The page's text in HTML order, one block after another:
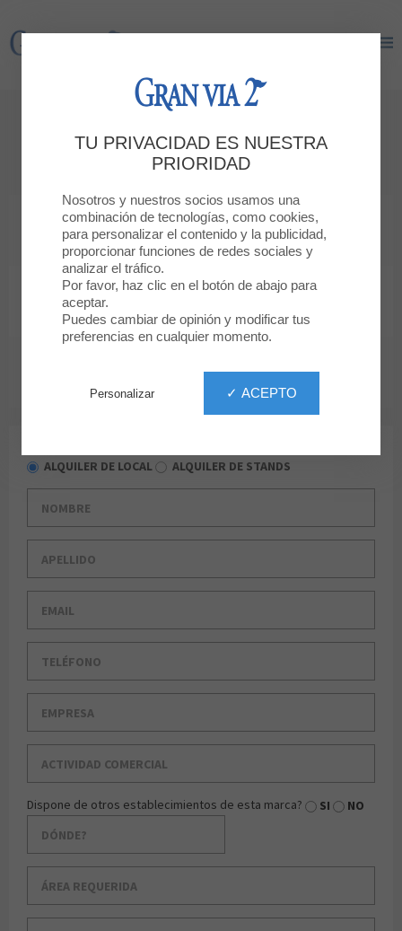
Gran Via 2
Local o stand
SOY UN CLIENTE
y quiero enviar un mensaje
SOY UN COMERCIANTE
y quiero alquiler un local o un stand
ALQUILER DE LOCAL
ALQUILER DE STANDS
Dispone de otros establecimientos de esta marca? SI NO
TU PRIVACIDAD ES NUESTRA
PRIORIDAD
Nosotros y nuestros socios usamos una
combinación de tecnologías, como cookies,
para personalizar el contenido y la publicidad,
proporcionar funciones de redes sociales y
analizar el tráfico.
Por favor, haz clic en el botón de abajo para
aceptar.
Puedes cambiar de opinión y modificar tus
preferencias en cualquier momento.
✓ ACEPTO
Personalizar